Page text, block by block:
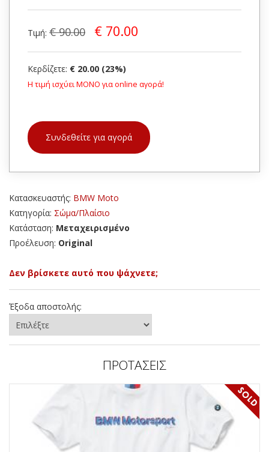
Τιμή: € 90.00 € 70.00
Κερδίζετε: € 20.00 (23%)
Η τιμή ισχύει ΜΟΝΟ για online αγορά!
Συνδεθείτε για αγορά
Κατασκευαστής: BMW Moto
Κατηγορία: Σώμα/Πλαίσιο
Κατάσταση: Μεταχειρισμένο
Προέλευση: Original
Δεν βρίσκετε αυτό που ψάχνετε;
Έξοδα αποστολής:
ΠΡΟΤΑΣΕΙΣ